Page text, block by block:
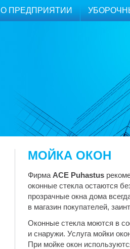
О ПРЕДПРИЯТИИ
МОЙКА ОКОН
Фирма ACE Puhastus
оконные стекла остаются
прозрачные окна дома
в магазин покупателей,
Оконные стекла моются в
и снаружи. Услуга мойки
При мойке окон